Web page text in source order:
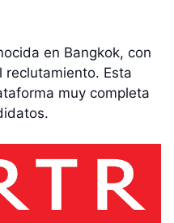
en Bangkok, con
reclutamiento. Esta
muy completa